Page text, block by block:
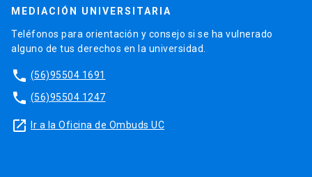
MEDIACIÓN UNIVERSITARIA
Teléfonos para orientación y consejo si se ha vulnerado
alguno de tus derechos en la universidad.
phone (56)95504 1691
phone (56)95504 1247
launch Ir a la Oficina de Ombuds UC